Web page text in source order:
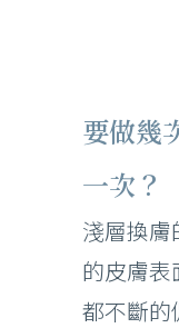
要做幾
一次？
淺層換膚
的皮膚表
都不斷的